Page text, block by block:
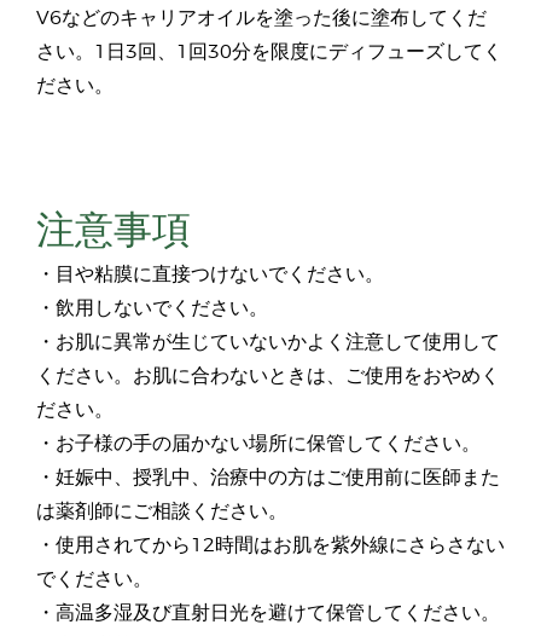
V6などのキャリアオイルを塗った後に塗布してくだ
さい。1日3回、1回30分を限度にディフューズしてく
ださい。
注意事項
・目や粘膜に直接つけないでください。
・飲用しないでください。
・お肌に異常が生じていないかよく注意して使用して
ください。お肌に合わないときは、ご使用をおやめく
ださい。
・お子様の手の届かない場所に保管してください。
・妊娠中、授乳中、治療中の方はご使用前に医師また
は薬剤師にご相談ください。
・使用されてから12時間はお肌を紫外線にさらさない
でください。
・高温多湿及び直射日光を避けて保管してください。